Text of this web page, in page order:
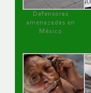
Defensoras
amenazadas en
México